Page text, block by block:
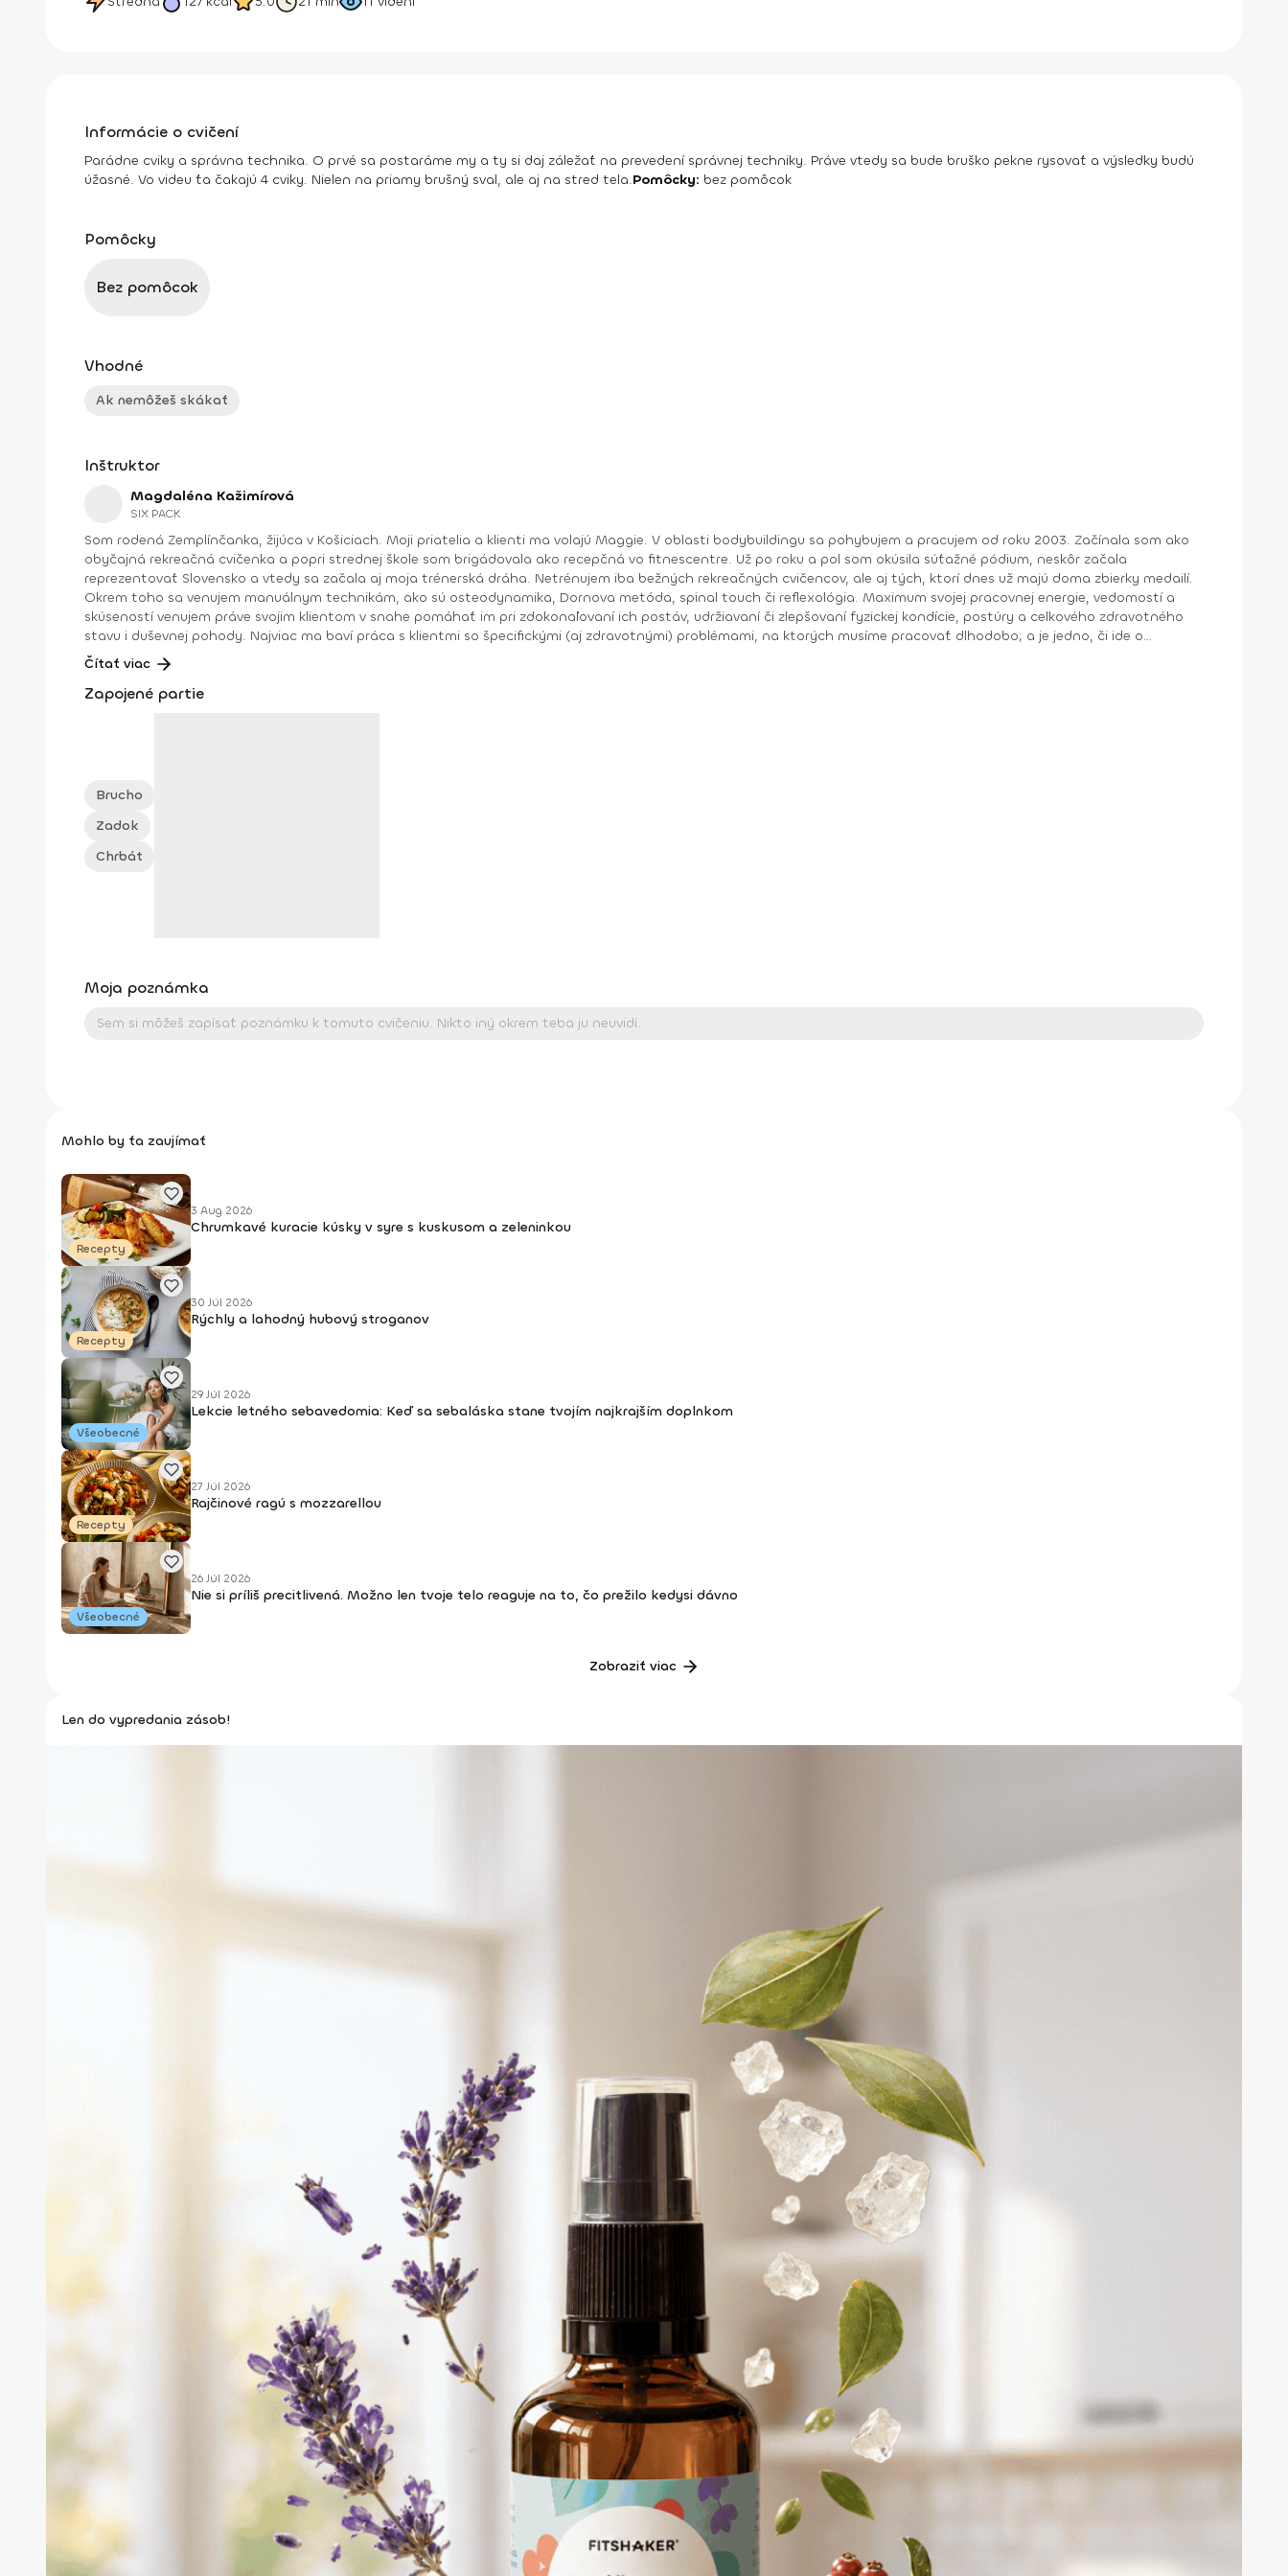
Informácie o cvičení
Parádne cviky a správna technika. O prvé sa postaráme my a ty si daj záležať na prevedení správnej techniky. Práve vtedy sa bude bruško pekne rysovať a výsledky budú
úžasné. Vo videu ťa čakajú 4 cviky. Nielen na priamy brušný sval, ale aj na stred tela.Pomôcky: bez pomôcok
Pomôcky
Bez pomôcok
Vhodné
Ak nemôžeš skákať
Inštruktor
Magdaléna Kažimírová
SIX PACK
Som rodená Zemplínčanka, žijúca v Košiciach. Moji priatelia a klienti ma volajú Maggie. V oblasti bodybuildingu sa pohybujem a pracujem od roku 2003. Začínala som ako
obyčajná rekreačná cvičenka a popri strednej škole som brigádovala ako recepčná vo fitnescentre. Už po roku a pol som okúsila súťažné pódium, neskôr začala
reprezentovať Slovensko a vtedy sa začala aj moja trénerská dráha. Netrénujem iba bežných rekreačných cvičencov, ale aj tých, ktorí dnes už majú doma zbierky medailí.
Okrem toho sa venujem manuálnym technikám, ako sú osteodynamika, Dornova metóda, spinal touch či reflexológia. Maximum svojej pracovnej energie, vedomostí a
skúseností venujem práve svojim klientom v snahe pomáhať im pri zdokonaľovaní ich postáv, udržiavaní či zlepšovaní fyzickej kondície, postúry a celkového zdravotného
stavu i duševnej pohody. Najviac ma baví práca s klientmi so špecifickými (aj zdravotnými) problémami, na ktorých musíme pracovať dlhodobo; a je jedno, či ide o
tínedžera, tehuľku, nesprávne držanie tela, ženu s nadváhou či, naopak, poruchou príjmu potravy alebo hormonálnej činnosti, pooperačnú rehabilitáciu, muža snažiaceho
sa získať svalovú hmotu alebo seniora... Každý človek je iný a každému musím prispôsobiť cvičenie a terapiu na mieru. Moja práca je mi zároveň koníčkom a úspechy mojich
zverencov ma nielen motivujú v napredovaní, ale aj napĺňajú radosťou a pocitom zadosťučinenia. Moje najvýraznejšie súťažné úspechy: 2005 • juniorská majsterka Európy v
Čítať viac
Zapojené partie
Brucho
Zadok
Chrbát
Moja poznámka
Mohlo by ťa zaujímať
Recepty
3 Aug 2026
Chrumkavé kuracie kúsky v syre s kuskusom a zeleninkou
Recepty
30 Júl 2026
Rýchly a lahodný hubový stroganov
Všeobecné
29 Júl 2026
Lekcie letného sebavedomia: Keď sa sebaláska stane tvojím najkrajším doplnkom
Recepty
27 Júl 2026
Rajčinové ragú s mozzarellou
Všeobecné
26 Júl 2026
Nie si príliš precitlivená. Možno len tvoje telo reaguje na to, čo prežilo kedysi dávno
Zobraziť viac
Len do vypredania zásob!